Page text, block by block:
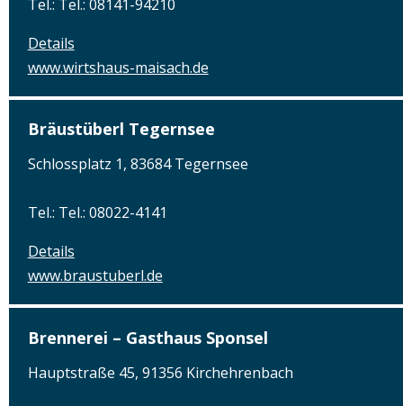
Tel.: Tel.: 08141-94210
Details
www.wirtshaus-maisach.de
Bräustüberl Tegernsee
Schlossplatz 1, 83684 Tegernsee
Tel.: Tel.: 08022-4141
Details
www.braustuberl.de
Brennerei – Gasthaus Sponsel
Hauptstraße 45, 91356 Kirchehrenbach